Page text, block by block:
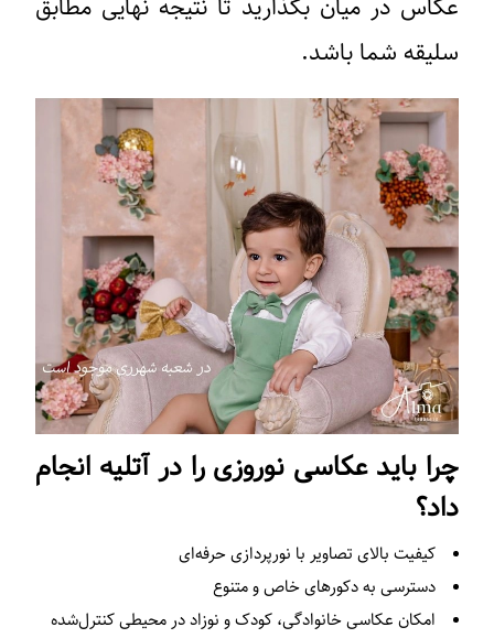
عکاس در میان بگذارید تا نتیجه نهایی مطابق
سلیقه شما باشد.
چرا باید عکاسی نوروزی را در آتلیه انجام
داد؟
کیفیت بالای تصاویر با نورپردازی حرفه‌ای
دسترسی به دکورهای خاص و متنوع
امکان عکاسی خانوادگی، کودک و نوزاد در محیطی کنترل‌شده